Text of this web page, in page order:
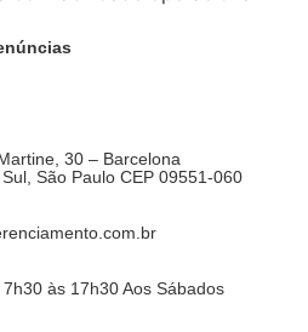
30 – Barcelona
São Paulo CEP 09551-060
às 17h30 Aos Sábados